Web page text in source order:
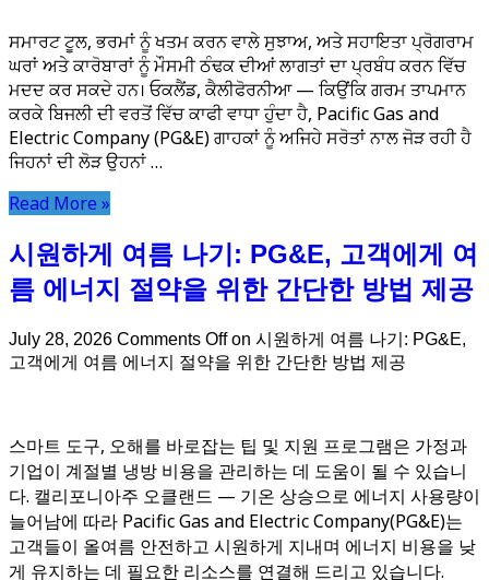
ਸਮਾਰਟ ਟੂਲ, ਭਰਮਾਂ ਨੂੰ ਖਤਮ ਕਰਨ ਵਾਲੇ ਸੁਝਾਅ, ਅਤੇ ਸਹਾਇਤਾ ਪ੍ਰੋਗਰਾਮ
ਘਰਾਂ ਅਤੇ ਕਾਰੋਬਾਰਾਂ ਨੂੰ ਮੌਸਮੀ ਠੰਢਕ ਦੀਆਂ ਲਾਗਤਾਂ ਦਾ ਪ੍ਰਬੰਧ ਕਰਨ ਵਿੱਚ
ਮਦਦ ਕਰ ਸਕਦੇ ਹਨ। ਓਕਲੈਂਡ, ਕੈਲੀਫੋਰਨੀਆ — ਕਿਉਂਕਿ ਗਰਮ ਤਾਪਮਾਨ
ਕਰਕੇ ਬਿਜਲੀ ਦੀ ਵਰਤੋਂ ਵਿੱਚ ਕਾਫੀ ਵਾਧਾ ਹੁੰਦਾ ਹੈ, Pacific Gas and
Electric Company (PG&E) ਗਾਹਕਾਂ ਨੂੰ ਅਜਿਹੇ ਸਰੋਤਾਂ ਨਾਲ ਜੋੜ ਰਹੀ ਹੈ
ਜਿਹਨਾਂ ਦੀ ਲੋੜ ਉਹਨਾਂ …
Read More »
시원하게 여름 나기: PG&E, 고객에게 여
름 에너지 절약을 위한 간단한 방법 제공
July 28, 2026 Comments Offon 시원하게 여름 나기: PG&E,
고객에게 여름 에너지 절약을 위한 간단한 방법 제공
스마트 도구, 오해를 바로잡는 팁 및 지원 프로그램은 가정과
기업이 계절별 냉방 비용을 관리하는 데 도움이 될 수 있습니
다. 캘리포니아주 오클랜드 — 기온 상승으로 에너지 사용량이
늘어남에 따라 Pacific Gas and Electric Company(PG&E)는
고객들이 올여름 안전하고 시원하게 지내며 에너지 비용을 낮
게 유지하는 데 필요한 리소스를 연결해 드리고 있습니다.